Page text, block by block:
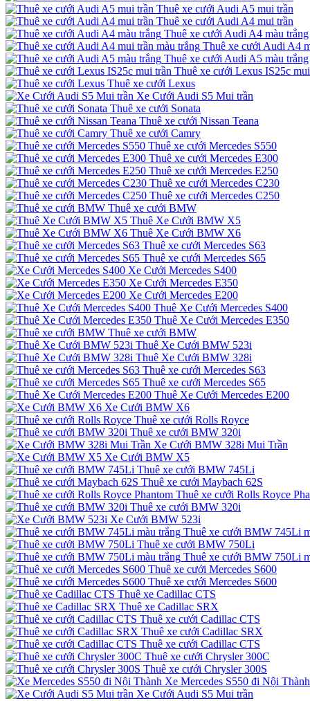
Thuê xe cưới Audi A5 mui trần
Thuê xe cưới Audi A4 mui trần
Thuê xe cưới Audi A4 màu trắng
Thuê xe cưới Audi A4
Thuê xe cưới Audi A5 màu trắng
Thuê xe cưới Lexus IS25c
Thuê xe cưới Lexus
Xe Cưới Audi S5 Mui trần
Thuê xe cưới Sonata
Thuê xe cưới Nissan Teana
Thuê xe cưới Camry
Thuê xe cưới Mercedes S550
Thuê xe cưới Mercedes E300
Thuê xe cưới Mercedes E250
Thuê xe cưới Mercedes C230
Thuê xe cưới Mercedes C250
Thuê xe cưới BMW
Thuê Xe Cưới BMW X5
Thuê Xe Cưới BMW X6
Thuê xe cưới Mercedes S63
Thuê xe cưới Mercedes S65
Xe Cưới Mercedes S400
Xe Cưới Mercedes E350
Xe Cưới Mercedes E200
Thuê Xe Cưới Mercedes S400
Thuê Xe Cưới Mercedes E350
Thuê xe cưới BMW
Thuê Xe Cưới BMW 523i
Thuê Xe Cưới BMW 328i
Thuê xe cưới Mercedes S63
Thuê xe cưới Mercedes S65
Thuê Xe Cưới Mercedes E200
Xe Cưới BMW X6
Thuê xe cưới Rolls Royce
Thuê xe cưới BMW 320i
Xe Cưới BMW 328i Mui Trần
Xe Cưới BMW X5
Thuê xe cưới BMW 745Li
Thuê xe cưới Maybach 62S
Thuê xe cưới Rolls Royce
Thuê xe cưới BMW 320i
Xe Cưới BMW 523i
Thuê xe cưới BMW 745Li
Thuê xe cưới BMW 750Li
Thuê xe cưới BMW 750Li
Thuê xe cưới Mercedes S600
Thuê xe cưới Mercedes S600
Thuê xe Cadillac CTS
Thuê xe Cadillac SRX
Thuê xe cưới Cadillac CTS
Thuê xe cưới Cadillac SRX
Thuê xe cưới Cadillac CTS
Thuê xe cưới Chrysler 300C
Thuê xe cưới Chrysler 300S
Xe Mercedes S550 đi Nội Thành
Xe Cưới Audi S5 Mui trần